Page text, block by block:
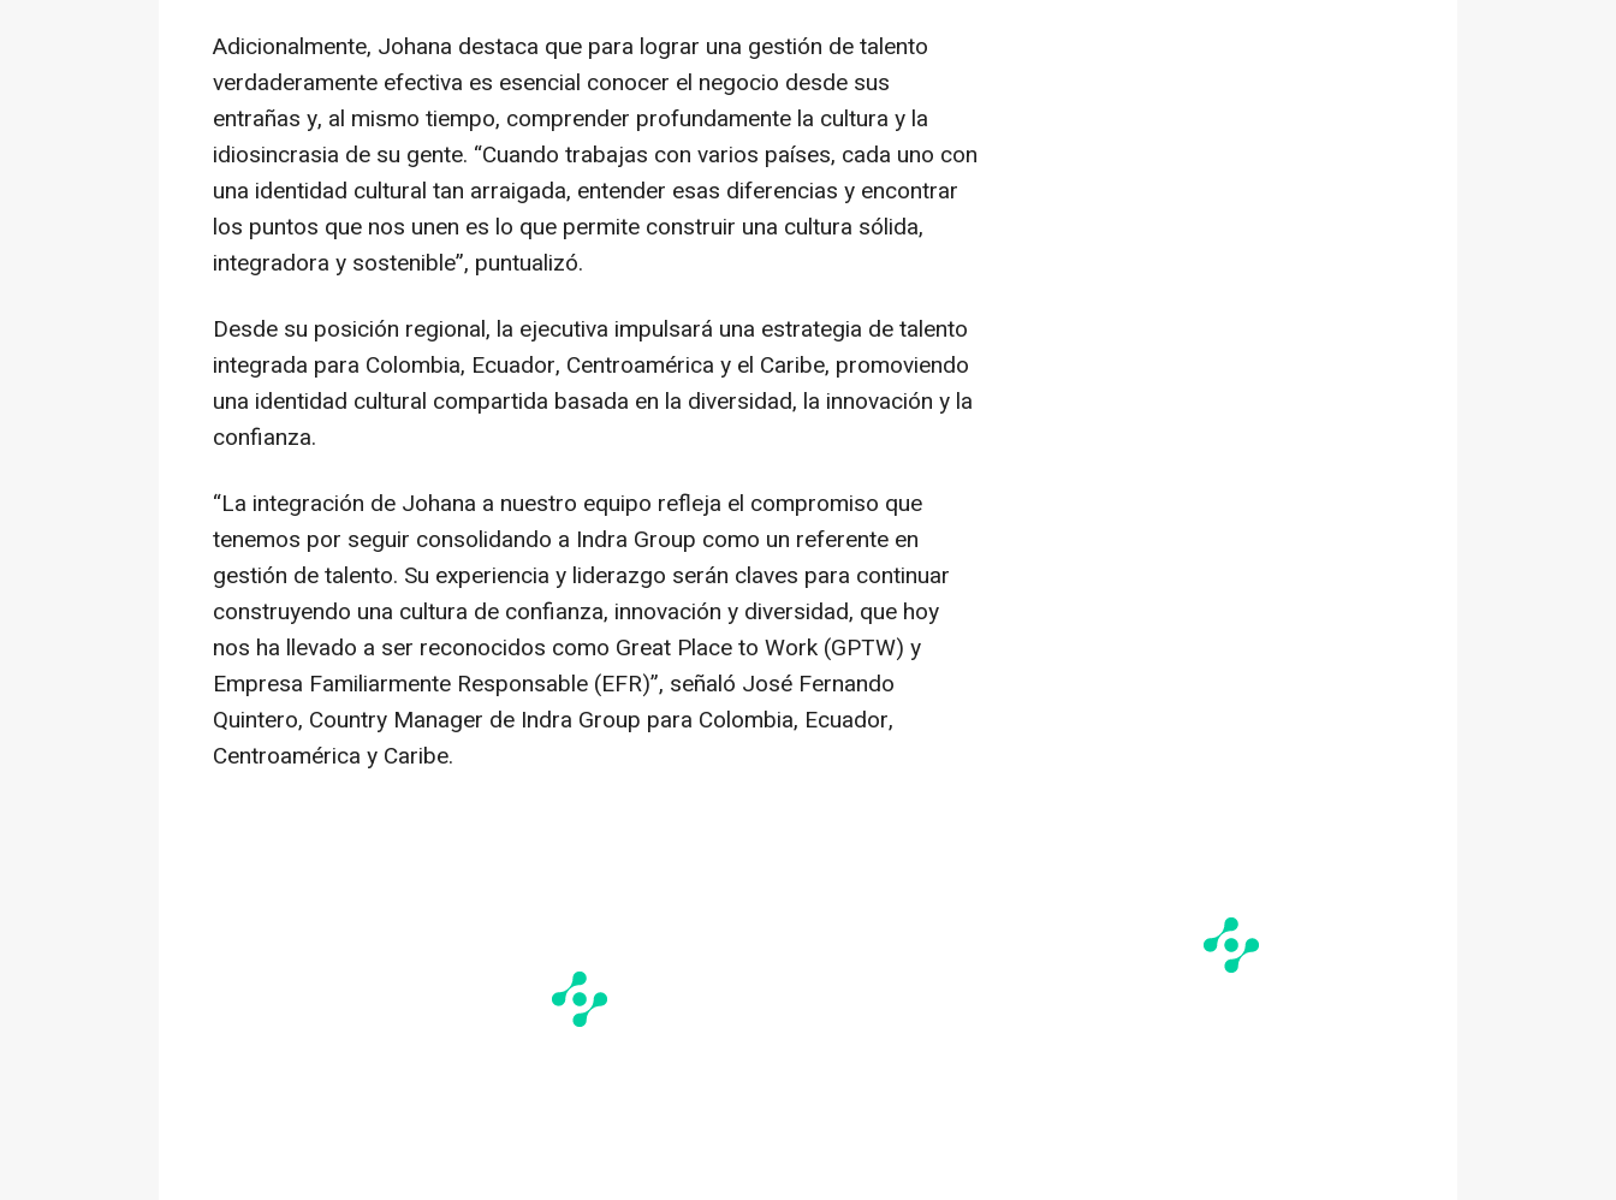
Adicionalmente, Johana destaca que para lograr una gestión de talento
verdaderamente efectiva es esencial conocer el negocio desde sus
entrañas y, al mismo tiempo, comprender profundamente la cultura y la
idiosincrasia de su gente. “Cuando trabajas con varios países, cada uno con
una identidad cultural tan arraigada, entender esas diferencias y encontrar
los puntos que nos unen es lo que permite construir una cultura sólida,
integradora y sostenible”, puntualizó.
Desde su posición regional, la ejecutiva impulsará una estrategia de talento
integrada para Colombia, Ecuador, Centroamérica y el Caribe, promoviendo
una identidad cultural compartida basada en la diversidad, la innovación y la
confianza.
“La integración de Johana a nuestro equipo refleja el compromiso que
tenemos por seguir consolidando a Indra Group como un referente en
gestión de talento. Su experiencia y liderazgo serán claves para continuar
construyendo una cultura de confianza, innovación y diversidad, que hoy
nos ha llevado a ser reconocidos como Great Place to Work (GPTW) y
Empresa Familiarmente Responsable (EFR)”, señaló José Fernando
Quintero, Country Manager de Indra Group para Colombia, Ecuador,
Centroamérica y Caribe.